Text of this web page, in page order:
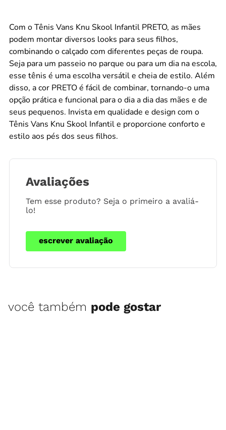
Com o Tênis Vans Knu Skool Infantil PRETO, as mães
podem montar diversos looks para seus filhos,
combinando o calçado com diferentes peças de roupa.
Seja para um passeio no parque ou para um dia na escola,
esse tênis é uma escolha versátil e cheia de estilo. Além
disso, a cor PRETO é fácil de combinar, tornando-o uma
opção prática e funcional para o dia a dia das mães e de
seus pequenos. Invista em qualidade e design com o
Tênis Vans Knu Skool Infantil e proporcione conforto e
estilo aos pés dos seus filhos.
Avaliações
Tem esse produto? Seja o primeiro a avaliá-
lo!
escrever avaliação
você também pode gostar